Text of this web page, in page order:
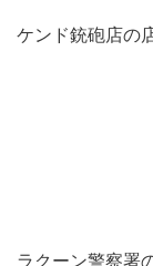
ケンド銃砲店の
ラクーン警察署